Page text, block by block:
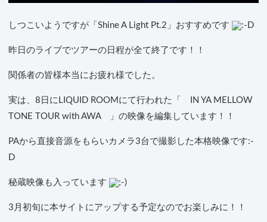
しつこいようですが「Shine A Light Pt.2」おすすめです
昨日のライブでツアーの日程が全て終了です！！
関係者の皆様本当にお疲れ様でした。
実は、8日にLIQUID ROOMにて行われた「 IN YA MELLOW
TONE TOUR with AWA 」の映像を編集しています！！
PAから直接音源をもらいカメラ3台で撮影した本格映像です:-
D
秘蔵映像も入っています
3月初旬に本サイトにアップする予定なのでお楽しみに！！